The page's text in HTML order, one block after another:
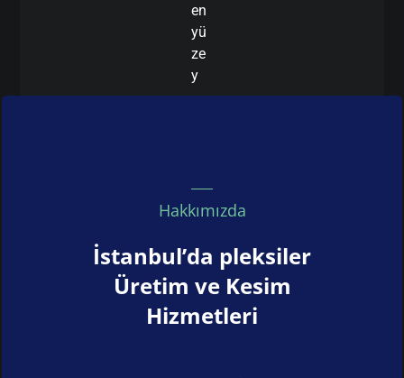
en
yü
ze
y
Hakkımızda
İstanbul’da pleksiler
Üretim ve Kesim
Hizmetleri